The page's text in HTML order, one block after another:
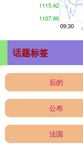
话题标签
后的
公布
法国